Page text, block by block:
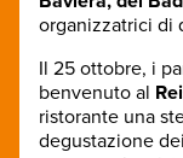
organizzatrici di
Il 25 ottobre, i
benvenuto al
ristorante una
degustazione